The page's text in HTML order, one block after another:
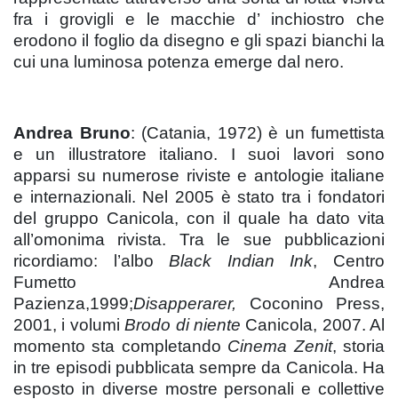
fra i grovigli e le macchie d’ inchiostro che
erodono il foglio da disegno e gli spazi bianchi la
cui una luminosa potenza emerge dal nero.
Andrea Bruno: (Catania, 1972) è un fumettista
e un illustratore italiano. I suoi lavori sono
apparsi su numerose riviste e antologie italiane
e internazionali. Nel 2005 è stato tra i fondatori
del gruppo Canicola, con il quale ha dato vita
all’omonima rivista. Tra le sue pubblicazioni
ricordiamo: l’alboBlack Indian Ink, Centro
Fumetto Andrea
Pazienza,1999;Disapperarer, Coconino Press,
2001, i volumiBrodo di niente Canicola, 2007. Al
momento sta completando Cinema Zenit, storia
in tre episodi pubblicata sempre da Canicola. Ha
esposto in diverse mostre personali e collettive